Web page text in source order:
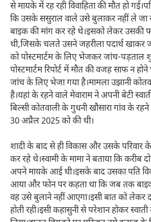
से मायके में रह रही विवाहिता की मौत हो
कि उसके ससुराल वाले उसे बुलाकर नहीं ले
बाइक की मांग कर रहे थे।इसको लेकर उसकी
थी,जिसके चलते उसने जहरीला पदार्थ खाकर
को पोस्टमार्टम के लिए भेजकर जांच-पड़ताल
पोस्टमार्टम रिपोर्ट में मौत की वजह साफ न
जांच के लिए भेजा गया है।मामला उझानी
है।यहां के रहने वाले मेवाराम ने अपनी बेटी
बिल्सी कोतवाली के गुधनी खौसारा गांव के
30 अप्रैल 2025 को की थी।
शादी के बाद से ही विकास और उसके परिवार
कर रहे थे।स्वामी के मामा ने बताया कि करीब
अपने मायके आई थी।इसके बाद उसका पति
आया और फोन पर कहता था कि जब तक
वह उसे बुलाने नहीं आएगा।इसी बात को लेकर
होती रही।इसी कहासुनी से परेशान होकर